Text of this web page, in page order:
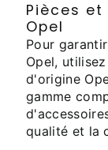
Pièces
Opel
Pour
Opel,
d'origine
gamme
qualité et la